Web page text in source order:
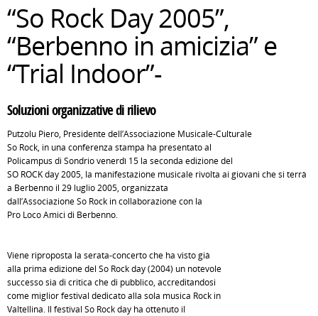
“So Rock Day 2005”,
“Berbenno in amicizia” e
“Trial Indoor”-
Soluzioni organizzative di rilievo
Putzolu Piero, Presidente dell’Associazione Musicale-Culturale
So Rock, in una conferenza stampa ha presentato al
Policampus di Sondrio venerdì 15 la seconda edizione del
SO ROCK day 2005, la manifestazione musicale rivolta ai giovani che si terrà
a Berbenno il 29 luglio 2005, organizzata
dall’Associazione So Rock in collaborazione con la
Pro Loco Amici di Berbenno.
Viene riproposta la serata-concerto che ha visto già
alla prima edizione del So Rock day (2004) un notevole
successo sia di critica che di pubblico, accreditandosi
come miglior festival dedicato alla sola musica Rock in
Valtellina. Il festival So Rock day ha ottenuto il